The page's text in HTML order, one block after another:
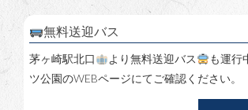
無料送迎バス
茅ヶ崎駅北口 より無料送迎バス
も運行
ツ公園のWEBページにてご確認ください。